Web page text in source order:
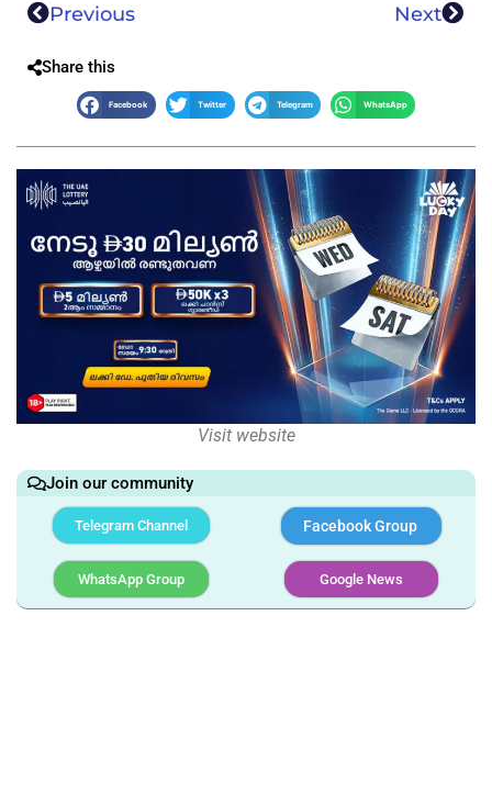
Previous Next
Share this
Facebook Twitter Telegram WhatsApp
Visit website
Join our community
Telegram Channel Facebook Group
WhatsApp Group Google News